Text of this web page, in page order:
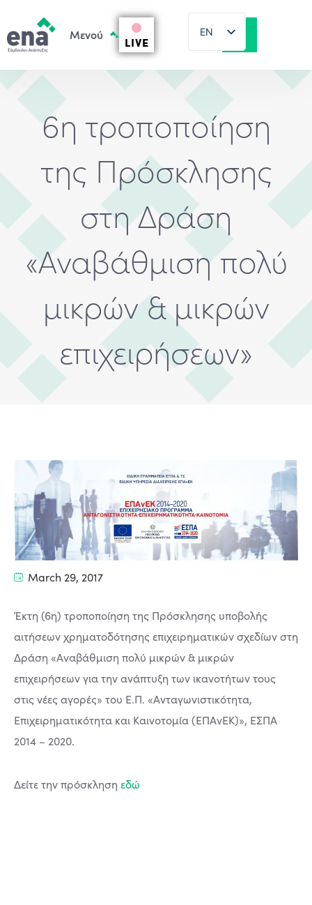
LIVE
EN
EL
6η τροποποίηση
της Πρόσκλησης
στη Δράση
«Αναβάθμιση πολύ
μικρών & μικρών
επιχειρήσεων»
March 29, 2017
Έκτη (6η) τροποποίηση της Πρόσκλησης υποβολής
αιτήσεων χρηματοδότησης επιχειρηματικών σχεδίων στη
Δράση «Αναβάθμιση πολύ μικρών & μικρών
επιχειρήσεων για την ανάπτυξη των ικανοτήτων τους
στις νέες αγορές» του Ε.Π. «Ανταγωνιστικότητα,
Επιχειρηματικότητα και Καινοτομία (ΕΠΑνΕΚ)», ΕΣΠΑ
2014 – 2020.
Δείτε την πρόσκληση εδώ